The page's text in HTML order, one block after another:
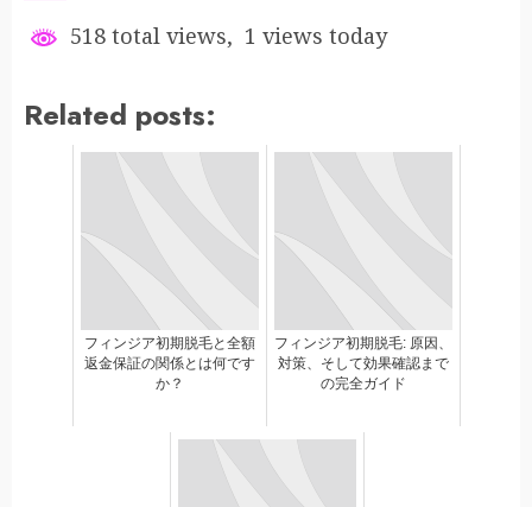
518 total views, 1 views today
Related posts:
フィンジア初期脱毛と全額
返金保証の関係とは何です
か？
フィンジア初期脱毛: 原因、
対策、そして効果確認まで
の完全ガイド